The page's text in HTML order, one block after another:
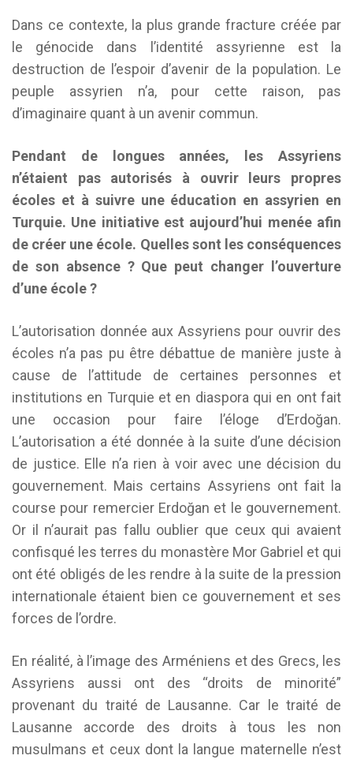
Dans ce contexte, la plus grande fracture créée par
le génocide dans l’identité assyrienne est la
destruction de l’espoir d’avenir de la population. Le
peuple assyrien n’a, pour cette raison, pas
d’imaginaire quant à un avenir commun.
Pendant de longues années, les Assyriens
n’étaient pas autorisés
à ouvrir leurs propres
écoles et à suivre une éducation en assyrien en
Turquie. Une initiative est aujourd’hui menée afin
de créer une école. Quelles sont les conséquences
de son absence ? Que peut changer l’ouverture
d’une école ?
L’autorisation donnée aux Assyriens pour ouvrir des
écoles n’a pas pu être débattue de manière juste à
cause de l’attitude de certaines personnes et
institutions en Turquie et en diaspora qui en ont fait
une occasion pour faire l’éloge d’Erdoğan.
L’autorisation a été donnée à la suite d’une décision
de justice. Elle n’a rien à voir avec une décision du
gouvernement. Mais certains Assyriens ont fait la
course pour remercier Erdoğan et le gouvernement.
Or il n’aurait pas fallu oublier que ceux qui avaient
confisqué les terres du monastère Mor Gabriel et qui
ont été obligés de les rendre à la suite de la pression
internationale étaient bien ce gouvernement et ses
forces de l’ordre.
En réalité, à l’image des Arméniens et des Grecs, les
Assyriens aussi ont des “droits de minorité”
provenant du traité de Lausanne. Car le traité de
Lausanne accorde des droits à tous les non
musulmans et ceux dont la langue maternelle n’est